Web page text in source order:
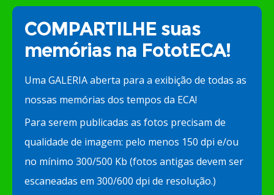
COMPARTILHE suas
memórias na FototECA!
Uma GALERIA aberta para a exibição de todas as
nossas memórias dos tempos da ECA!
Para serem publicadas as fotos precisam de
qualidade de imagem: pelo menos 150 dpi e/ou
no mínimo 300/500 Kb (fotos antigas devem ser
escaneadas em 300/600 dpi de resolução.)